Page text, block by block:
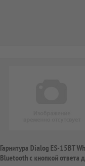
Гарнитура Dialog ES-15BT
Bluetooth с кнопкой ответа